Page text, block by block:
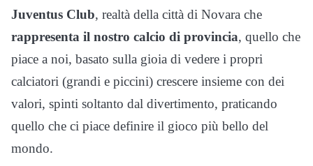
Juventus Club, realtà della città di Novara che
rappresenta il nostro calcio di provincia, quello che
piace a noi, basato sulla gioia di vedere i propri
calciatori (grandi e piccini) crescere insieme con dei
valori, spinti soltanto dal divertimento, praticando
quello che ci piace definire il gioco più bello del
mondo.